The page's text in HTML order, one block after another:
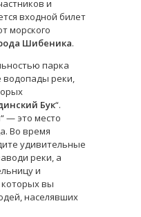
и
входной билет
морского
Шибеника.
парка
водопады реки,
Бук“.
— это место
Во время
удивительные
реки, а
и
которых вы
населявших